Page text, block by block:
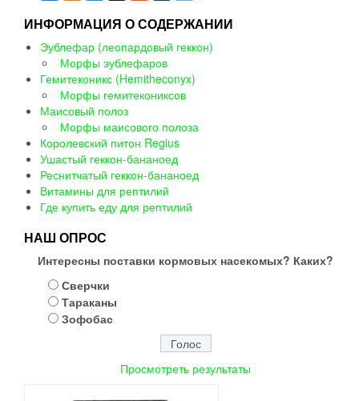
ИНФОРМАЦИЯ О СОДЕРЖАНИИ
Эублефар (леопардовый геккон)
Морфы эублефаров
Гемитеконикс (Hemitheconyx)
Морфы гемитекониксов
Маисовый полоз
Морфы маисового полоза
Королевский питон Regius
Ушастый геккон-бананоед
Реснитчатый геккон-бананоед
Витамины для рептилий
Где купить еду для рептилий
НАШ ОПРОС
Интересны поставки кормовых насекомых? Каких?
Сверчки
Тараканы
Зофобас
Просмотреть результаты